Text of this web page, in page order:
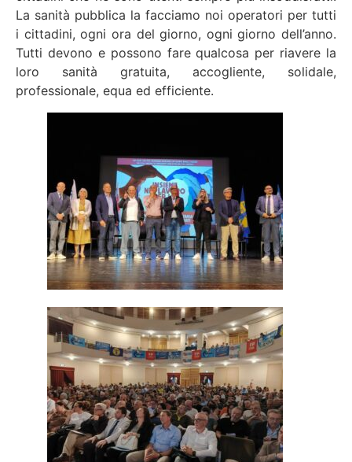
La sanità pubblica la facciamo noi operatori per tutti
i cittadini, ogni ora del giorno, ogni giorno dell’anno.
Tutti devono e possono fare qualcosa per riavere la
loro sanità gratuita, accogliente, solidale,
professionale, equa ed efficiente.